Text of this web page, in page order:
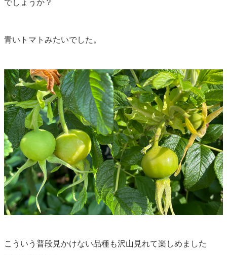
でしょうか？
青いトマトみたいでした。
こういう普段見かけない品種も沢山見れて楽しめました